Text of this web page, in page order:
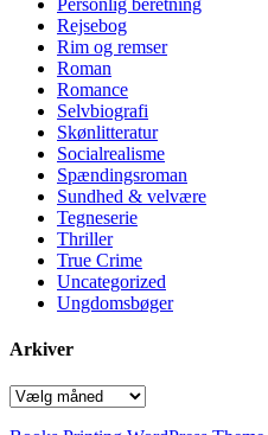
Rejsebog
Rim og remser
Roman
Romance
Selvbiografi
Skønlitteratur
Socialrealisme
Spændingsroman
Sundhed & velvære
Tegneserie
Thriller
True Crime
Uncategorized
Ungdomsbøger
Arkiver
Arkiver